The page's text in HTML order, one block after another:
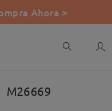
Ahora >
M26669